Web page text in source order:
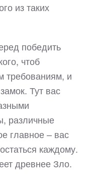
из таких
победить
чтоб
требованиям, и
Тут вас
различные
главное – вас
каждому.
древнее Зло.